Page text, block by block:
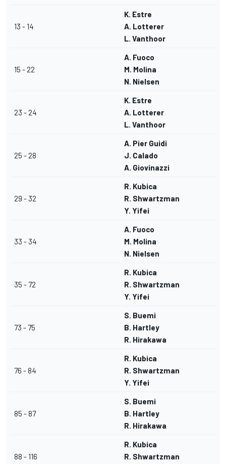
13 - 14
K. Estre
A. Lotterer
L. Vanthoor
15 - 22
A. Fuoco
M. Molina
N. Nielsen
23 - 24
K. Estre
A. Lotterer
L. Vanthoor
25 - 28
A. Pier Guidi
J. Calado
A. Giovinazzi
29 - 32
R. Kubica
R. Shwartzman
Y. Yifei
33 - 34
A. Fuoco
M. Molina
N. Nielsen
35 - 72
R. Kubica
R. Shwartzman
Y. Yifei
73 - 75
S. Buemi
B. Hartley
R. Hirakawa
76 - 84
R. Kubica
R. Shwartzman
Y. Yifei
85 - 87
S. Buemi
B. Hartley
R. Hirakawa
88 - 116
R. Kubica
R. Shwartzman